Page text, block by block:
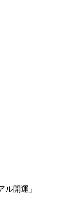
ル開運」